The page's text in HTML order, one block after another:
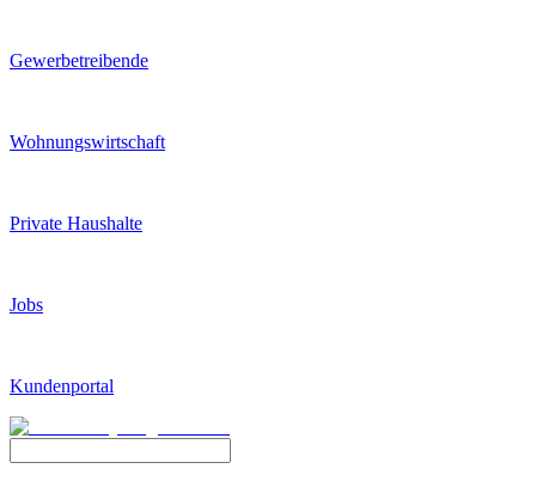
Gewerbetreibende
Wohnungswirtschaft
Private Haushalte
Jobs
Kundenportal